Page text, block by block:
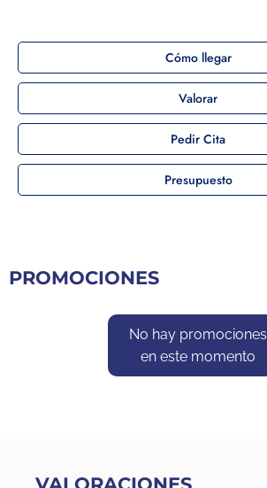
Cómo llegar
Valorar
Pedir Cita
Presupuesto
PROMOCIONES
No hay promociones
en este momento